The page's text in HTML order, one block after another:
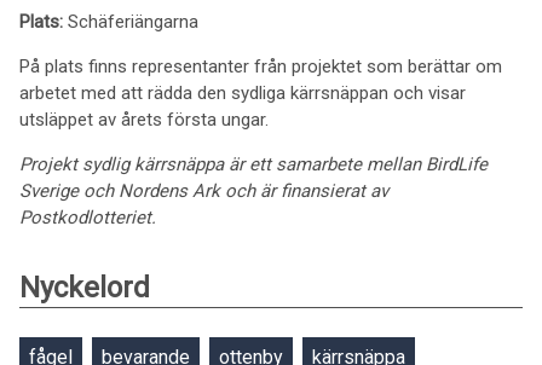
Plats: Schäferiängarna
På plats finns representanter från projektet som berättar om
arbetet med att rädda den sydliga kärrsnäppan och visar
utsläppet av årets första ungar.
Projekt sydlig kärrsnäppa är ett samarbete mellan BirdLife
Sverige och Nordens Ark och är finansierat av
Postkodlotteriet.
Nyckelord
fågel bevarande ottenby kärrsnäppa